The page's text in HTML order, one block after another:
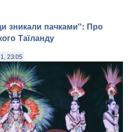
зникали пачками": Про
Таїланду
23:05